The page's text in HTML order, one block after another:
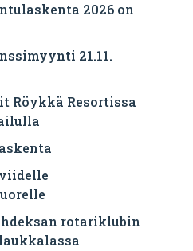
2026 on
21.11.
Röykkä Resortissa
rotariklubin